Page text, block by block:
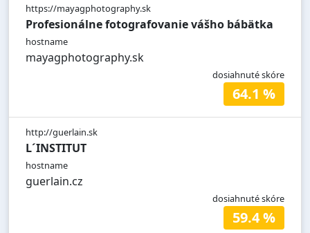
https://mayagphotography.sk
Profesionálne fotografovanie vášho bábätka
hostname
mayagphotography.sk
dosiahnuté skóre
64.1 %
http://guerlain.sk
L´INSTITUT
hostname
guerlain.cz
dosiahnuté skóre
59.4 %